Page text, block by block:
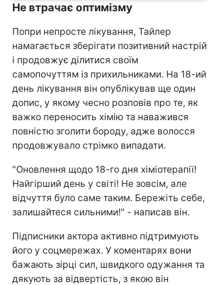
Не втрачає оптимізму
Попри непросте лікування, Тайлер
намагається зберігати позитивний настрій
і продовжує ділитися своїм
самопочуттям із прихильниками. На 18-ий
день лікування він опублікував ще один
допис, у якому чесно розповів про те, як
важко переносить хімію та наважився
повністю зголити бороду, адже волосся
продовжувало стрімко випадати.
"Оновлення щодо 18-го дня хіміотерапії!
Найгірший день у світі! Не зовсім, але
відчуття було саме таким. Бережіть себе,
залишайтеся сильними!" - написав він.
Підписники актора активно підтримують
його у соцмережах. У коментарях вони
бажають зірці сил, швидкого одужання та
дякують за відвертість, з якою він